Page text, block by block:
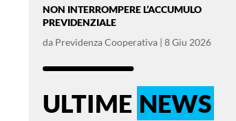
NON INTERROMPERE L’ACCUMULO
PREVIDENZIALE
da Previdenza Cooperativa| 8 Giu 2026
ULTIME NEWS